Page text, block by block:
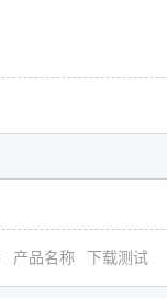
产品名称 下载测试